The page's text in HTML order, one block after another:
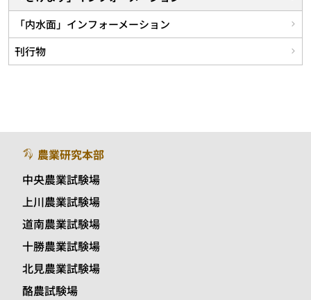
「内水面」インフォーメーション
刊行物
農業研究本部
中央農業試験場
上川農業試験場
道南農業試験場
十勝農業試験場
北見農業試験場
酪農試験場